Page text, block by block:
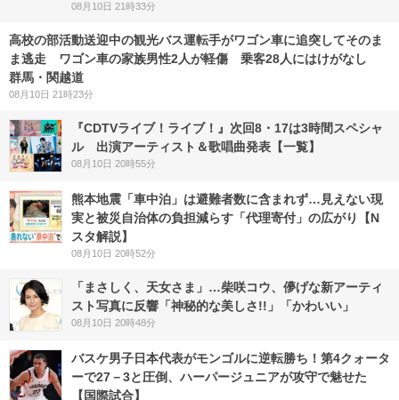
08月10日 21時33分
高校の部活動送迎中の観光バス運転手がワゴン車に追突してそのま
ま逃走 ワゴン車の家族男性2人が軽傷 乗客28人にはけがなし
群馬・関越道
08月10日 21時23分
『CDTVライブ！ライブ！』次回8・17は3時間スペシャ
ル 出演アーティスト＆歌唱曲発表【一覧】
08月10日 20時55分
熊本地震「車中泊」は避難者数に含まれず…見えない現
実と被災自治体の負担減らす「代理寄付」の広がり【N
スタ解説】
08月10日 20時52分
「まさしく、天女さま」…柴咲コウ、儚げな新アーティ
スト写真に反響「神秘的な美しさ!!」「かわいい」
08月10日 20時48分
バスケ男子日本代表がモンゴルに逆転勝ち！第4クォータ
ーで27－3と圧倒、ハーパージュニアが攻守で魅せた
【国際試合】